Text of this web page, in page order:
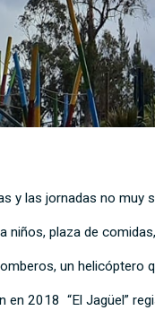
y las jornadas no muy
niños, plaza de
un helicóptero
en 2018 “El Jagüel”